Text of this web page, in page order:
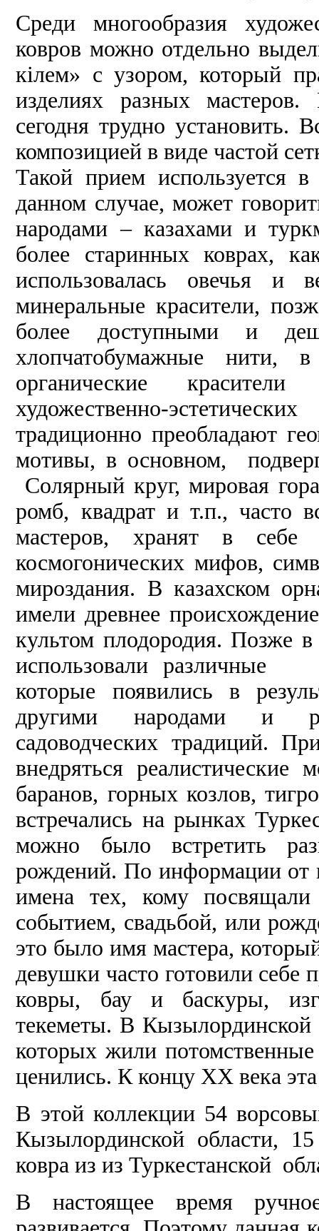
Среди многообразия
ковров можно отдельно
кiлем» с узором, который
изделиях разных
сегодня трудно установить.
композицией в виде частой
Такой прием используется в
данном случае, может
народами – казахами и
более старинных коврах,
использовалась овечья и
минеральные красители,
более доступными и
хлопчатобумажные нити,
органические
художественно-
традиционно преобладают
мотивы, в основном,
Солярный круг, мировая
ромб, квадрат и т.п., часто
мастеров, хранят в себе
космогонических мифов,
мироздания. В казахском
имели древнее
культом плодородия. Позже
использовали различные
которые появились в
другими народами и
садоводческих традиций.
внедряться реалистические
баранов, горных козлов,
встречались на рынках
можно было встретить
рождений. По информации от
имена тех, кому
событием, свадьбой, или
это было имя мастера,
девушки часто готовили себе
ковры, бау и баскуры,
текеметы. В Кызылординской
которых жили
ценились. К концу ХХ века
В этой коллекции 54
Кызылординской области,
ковра из из Туркестанской
В настоящее время